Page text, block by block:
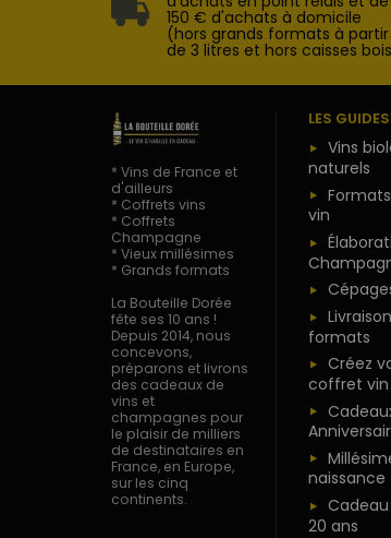
150 € d'achats à domicile
(hors grands formats à partir
de 3 litres et hors caisses
* Vins de France et
d'ailleurs
* Coffrets vins
* Coffrets
Champagne
* Vieux millésimes
* Grands formats
La Bouteille Dorée
fête ses 10 ans !
Depuis 2014, nous
concevons,
préparons et livrons
des cadeaux de
vins et
champagnes pour
le plaisir de milliers
de destinataires en
France, en Europe,
sur les cinq
continents.
LES GUIDES
Vins
naturels
vin
formats
Créez
coffret vin
naissance
20 ans